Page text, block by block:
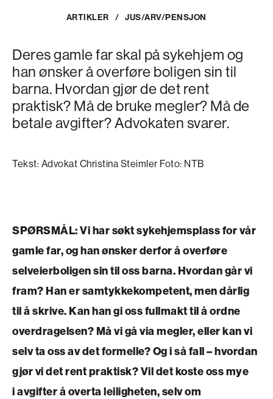
ARTIKLER / JUS/ARV/PENSJON
Deres gamle far skal på sykehjem og
han ønsker å overføre boligen sin til
barna. Hvordan gjør de det rent
praktisk? Må de bruke megler? Må de
betale avgifter? Advokaten svarer.
Tekst: Advokat Christina Steimler Foto: NTB
SPØRSMÅL: Vi har søkt sykehjemsplass for vår
gamle far, og han ønsker derfor å overføre
selveierboligen sin til oss barna. Hvordan går vi
fram? Han er samtykkekompetent, men dårlig
til å skrive. Kan han gi oss fullmakt til å ordne
overdragelsen? Må vi gå via megler, eller kan vi
selv ta oss av det formelle? Og i så fall – hvordan
gjør vi det rent ­praktisk? Vil det koste oss mye
i avgifter å overta leiligheten, selv om